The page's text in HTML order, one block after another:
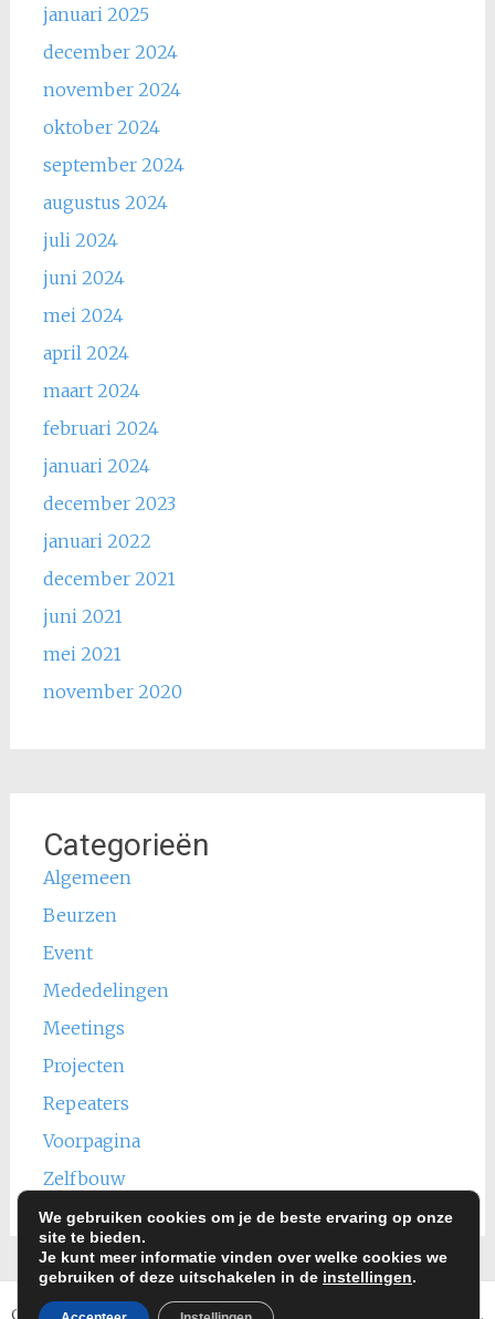
januari 2025
december 2024
november 2024
oktober 2024
september 2024
augustus 2024
juli 2024
juni 2024
mei 2024
april 2024
maart 2024
februari 2024
januari 2024
december 2023
januari 2022
december 2021
juni 2021
mei 2021
november 2020
Categorieën
Algemeen
Beurzen
Event
Mededelingen
Meetings
Projecten
Repeaters
Voorpagina
Zelfbouw
Copyright © 2026 www.rcamf.nl . Alle rechten voorbehouden.
We gebruiken cookies om je de beste ervaring op onze
site te bieden.
Je kunt meer informatie vinden over welke cookies we
gebruiken of deze uitschakelen in de instellingen.